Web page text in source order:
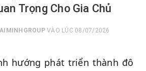
Trọng Cho Gia Chủ
VÀO LÚC 08/07/2026
hướng phát triển thành đô